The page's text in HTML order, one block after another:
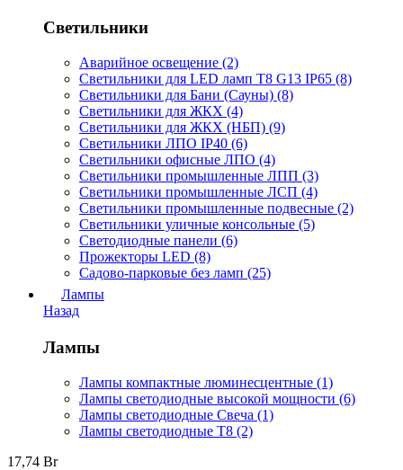
Светильники
Аварийное освещение (2)
Светильники для LED ламп Т8 G13 IP65 (8)
Светильники для Бани (Сауны) (8)
Светильники для ЖКХ (4)
Светильники для ЖКХ (НБП) (9)
Светильники ЛПО IP40 (6)
Светильники офисные ЛПО (4)
Светильники промышленные ЛПП (3)
Светильники промышленные ЛСП (4)
Светильники промышленные подвесные (2)
Светильники уличные консольные (5)
Светодиодные панели (6)
Прожекторы LED (8)
Садово-парковые без ламп (25)
Лампы
Назад
Лампы
Лампы компактные люминесцентные (1)
Лампы светодиодные высокой мощности (6)
Лампы светодиодные Свеча (1)
Лампы светодиодные Т8 (2)
17,74 Br